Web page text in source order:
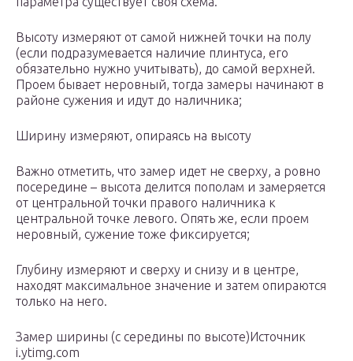
Высоту измеряют от самой нижней точки на полу
(если подразумевается наличие плинтуса, его
обязательно нужно учитывать), до самой верхней.
Проем бывает неровный, тогда замеры начинают в
районе сужения и идут до наличника;
Ширину измеряют, опираясь на высоту
Важно отметить, что замер идет не сверху, а ровно
посередине – высота делится пополам и замеряется
от центральной точки правого наличника к
центральной точке левого. Опять же, если проем
неровный, сужение тоже фиксируется;
Глубину измеряют и сверху и снизу и в центре,
находят максимальное значение и затем опираются
только на него.
Замер ширины (с середины по высоте)Источник
i.ytimg.com